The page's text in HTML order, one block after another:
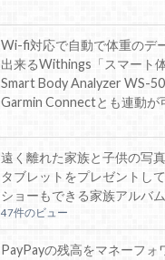
Wi-fi対応で自動で体重のデ
出来るWithings「スマート
Smart Body Analyzer WS-
Garmin Connectとも連動が
遠く離れた家族と子供の写
タブレットをプレゼントし
ショーもできる家族アルバム
47件のビュー
PayPayの残高をマネーフォ